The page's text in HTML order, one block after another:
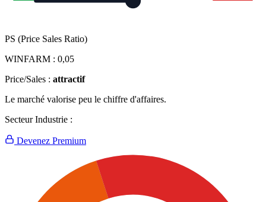
PS (Price Sales Ratio)
WINFARM : 0,05
Price/Sales : attractif
Le marché valorise peu le chiffre d'affaires.
Secteur Industrie :
Devenez Premium